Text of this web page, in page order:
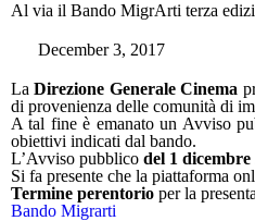
Al via il Bando MigrArti terza
December 3, 2017
LaDirezione Generale Cinema
di provenienza delle comunità di
A tal fine è emanato un Avviso
obiettivi indicati dal bando.
L’Avviso pubblico del 1 dicembre
Si fa presente che la piattaforma
Termine perentorio per la
Bando Migrarti